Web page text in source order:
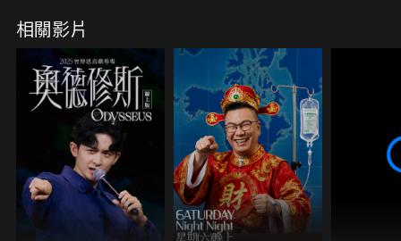
相關影片